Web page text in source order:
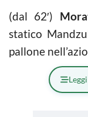
(dal 62′)
statico
pallone